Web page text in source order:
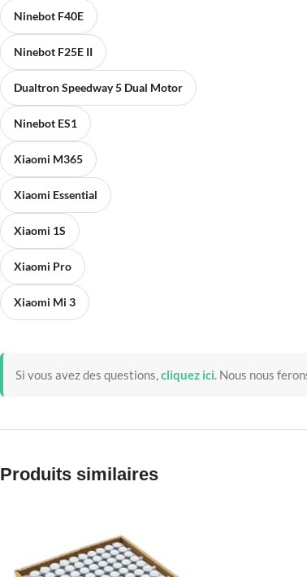
Ninebot F40E
Ninebot F25E II
Dualtron Speedway 5 Dual Motor
Ninebot ES1
Xiaomi M365
Xiaomi Essential
Xiaomi 1S
Xiaomi Pro
Xiaomi Mi 3
Si vous avez des questions,cliquez ici. Nous nous
Produits similaires